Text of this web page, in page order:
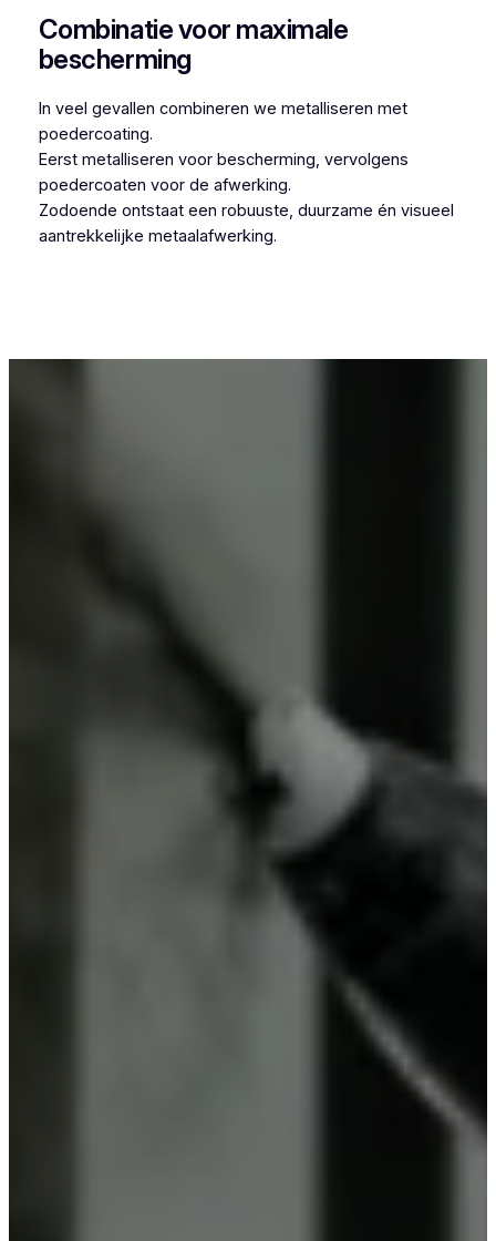
Combinatie voor maximale
bescherming
In veel gevallen combineren we metalliseren met
poedercoating.
Eerst metalliseren voor bescherming, vervolgens
poedercoaten voor de afwerking.
Zodoende ontstaat een robuuste, duurzame én visueel
aantrekkelijke metaalafwerking.